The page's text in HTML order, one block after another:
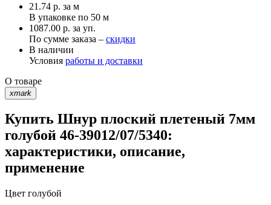
21.74 р. за м
В упаковке по 50 м
1087.00 р. за уп.
По сумме заказа – скидки
В наличии
Условия работы и доставки
О товаре
xmark
Купить Шнур плоский плетеный 7мм
голубой 46-39012/07/5340:
характеристики, описание,
применение
Цвет голубой